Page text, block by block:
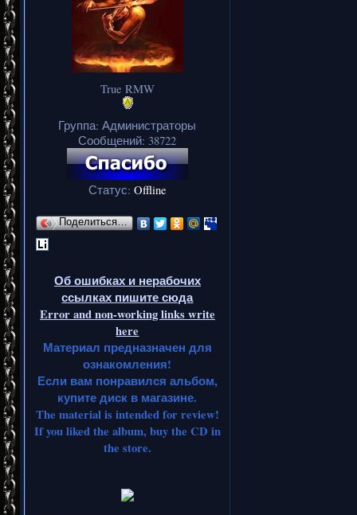
True RMW
Группа: Администраторы
Сообщений: 38722
Статус: Offline
Поделиться…
Об ошибках и нерабочих
ссылках пишите сюда
Error and non-working links write
here
Материал предназначен для
ознакомления!
Если вам понравился альбом,
купите диск в магазине.
The material is intended for review!
If you liked the album, buy the CD in
the store.